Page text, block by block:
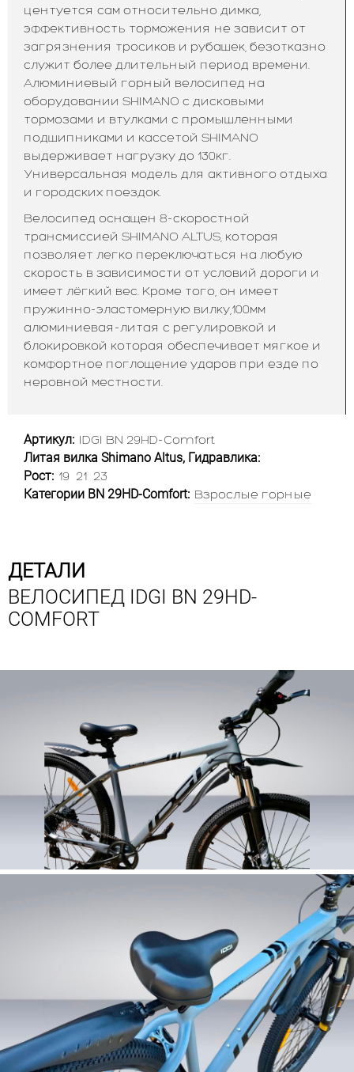
центуется сам относительно димка,
эффективность торможения не зависит от
загрязнения тросиков и рубашек, безотказно
служит более длительный период времени.
Алюминиевый горный велосипед на
оборудовании SHIMANO с дисковыми
тормозами и втулками с промышленными
подшипниками и кассетой SHIMANO
выдерживает нагрузку до 130кг.
Универсальная модель для активного отдыха
и городских поездок.
Велосипед оснащен 8-скоростной
трансмиссией SHIMANO ALTUS, которая
позволяет легко переключаться на любую
скорость в зависимости от условий дороги и
имеет лёгкий вес. Кроме того, он имеет
пружинно-эластомерную вилку,100мм
алюминиевая-литая с регулировкой и
блокировкой которая обеспечивает мягкое и
комфортное поглощение ударов при езде по
неровной местности.
Артикул: IDGI BN 29HD-Comfort
Литая вилка Shimano Altus, Гидравлика:
Рост: 19 21 23
Категории BN 29HD-Comfort: Взрослые горные
ДЕТАЛИ
ВЕЛОСИПЕД IDGI BN 29HD-
COMFORT